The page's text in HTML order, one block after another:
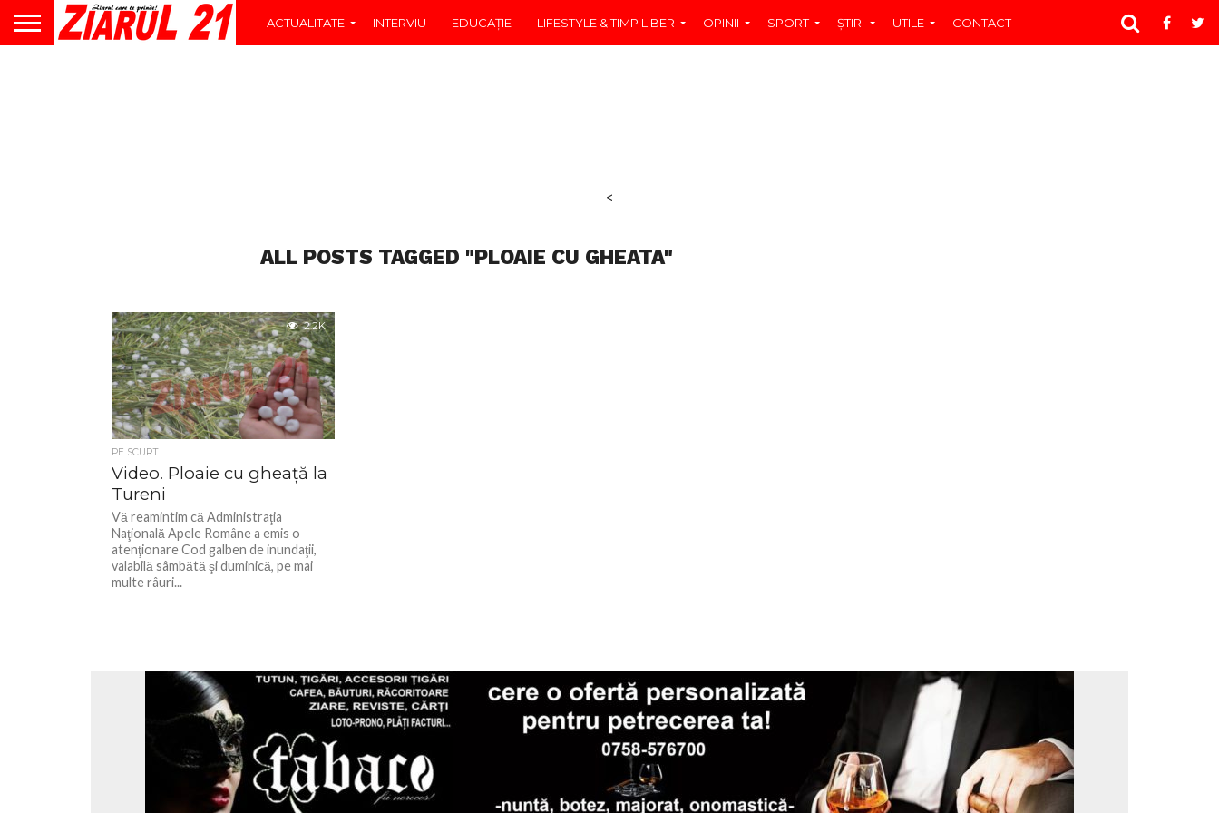
ACTUALITATE INTERVIU EDUCAŢIE LIFESTYLE & TIMP LIBER OPINII SPORT ŞTIRI UTILE CONTACT
<
ALL POSTS TAGGED "PLOAIE CU GHEATA"
2.2K
PE SCURT
Video. Ploaie cu gheață la
Tureni
Vă reamintim că Administraţia
Naţională Apele Române a emis o
atenţionare Cod galben de inundaţii,
valabilă sâmbătă şi duminică, pe mai
multe râuri...